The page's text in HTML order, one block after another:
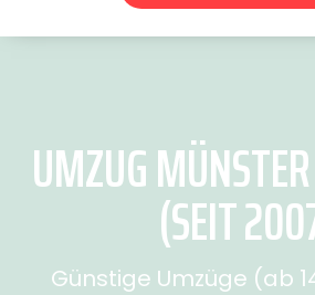
UMZUG
(SEIT
Günstige Umzüge (ab